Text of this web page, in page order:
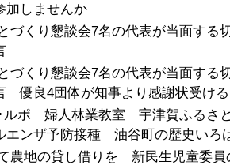
加しませんか
づくり懇談会7名の代表が当面する
づくり懇談会7名の代表が当面する
優良4団体が知事より感謝状受ける
ルポ 婦人林業教室 宇津賀ふる
エンザ予防接種 油谷町の歴史いろ
農地の貸し借りを 新民生児童委員